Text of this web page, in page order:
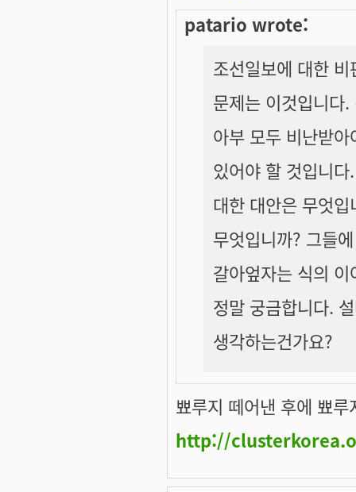
patario wrote:
조선일보에 대한
문제는 이것입니다
아부 모두 비난받
있어야 할 것입니
대한 대안은 무엇
무엇입니까? 그들
갈아엎자는 식의
정말 궁금합니다.
생각하는건가요?
뾰루지 떼어낸 후에 뾰
http://